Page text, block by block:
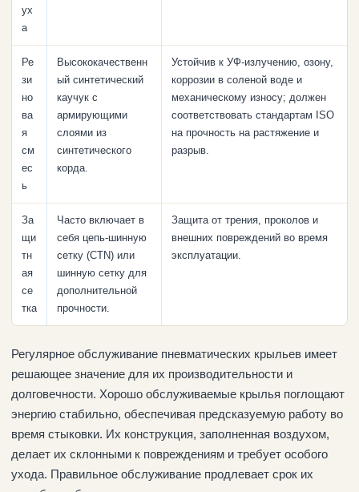
ух
а
Ре
зи
но
ва
я
см
ес
ь
Высококачественн
ый синтетический
каучук с
армирующими
слоями из
синтетического
корда.
Устойчив к УФ-излучению, озону,
коррозии в соленой воде и
механическому износу; должен
соответствовать стандартам ISO
на прочность на растяжение и
разрыв.
За
щи
тн
ая
се
тка
Часто включает в
себя цепь-шинную
сетку (CTN) или
шинную сетку для
дополнительной
прочности.
Защита от трения, проколов и
внешних повреждений во время
эксплуатации.
Регулярное обслуживание пневматических крыльев имеет
решающее значение для их производительности и
долговечности. Хорошо обслуживаемые крылья поглощают
энергию стабильно, обеспечивая предсказуемую работу во
время стыковки. Их конструкция, заполненная воздухом,
делает их склонными к повреждениям и требует особого
ухода. Правильное обслуживание продлевает срок их